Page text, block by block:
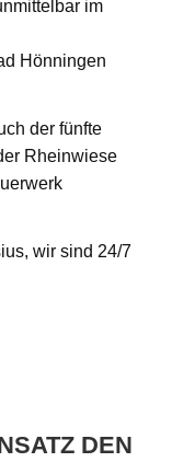
im
Hönningen
der fünfte
Rheinwiese
wir sind 24/7
DEN